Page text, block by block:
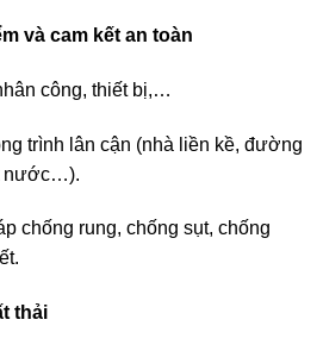
và cam kết an toàn
công, thiết bị,…
trình lân cận (nhà liền kề, đường
nước…).
chống rung, chống sụt, chống
thải